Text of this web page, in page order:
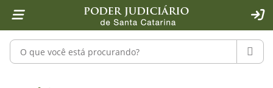
1 Ir para o conteúdo
2 Ir para a ferramenta de acessibilidade - Rybená
4 Ir para o menu principal
5 Ir para a pesquisa
6 Ir para o rodapé
7 Ir para a página inicial
Pesquisar no portal